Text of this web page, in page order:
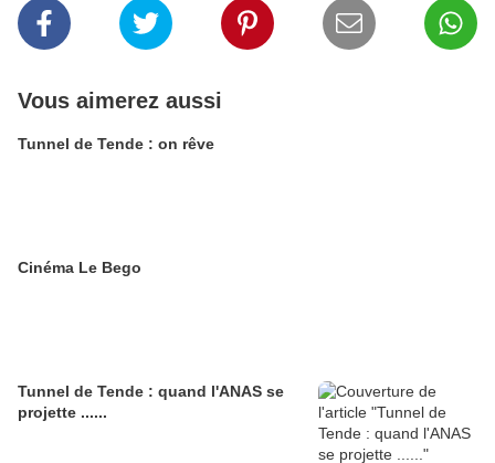
Vous aimerez aussi
Tunnel de Tende : on rêve
Cinéma Le Bego
Tunnel de Tende : quand l'ANAS se
projette ......